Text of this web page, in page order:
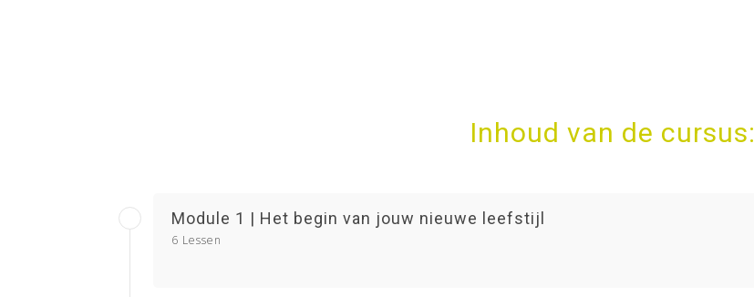
Inhoud van de cursus:
Module 1 | Het begin van jouw nieuwe leefstijl
6 Lessen